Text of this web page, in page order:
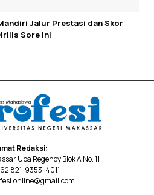
Jalur Prestasi dan Skor
Sore Ini
Redaksi:
Upa Regency Blok A No. 11
821-9353-4011